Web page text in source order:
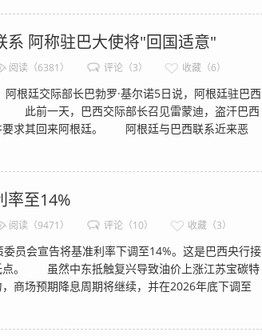
系 阿称驻巴大使将"回国适意"
阅读（6381） 评论（3） 收藏（6）
交际部长巴勃罗·基尔诺5日说，阿根廷驻巴西
此前一天，巴西交际部长召见雷蒙迪，盗汗巴西
要求其回来阿根廷。 阿根廷与巴西联系近来恶
率至14%
阅读（9471） 评论（10） 收藏（3）
会宣告将基准利率下调至14%。这是巴西央行接
点。 虽然中东抵触复兴导致油价上涨江苏宝碳特
商场预期降息周期将继续，并在2026年底下调至